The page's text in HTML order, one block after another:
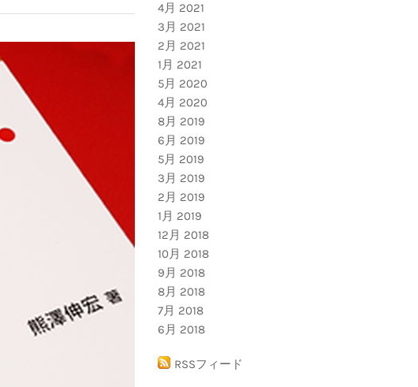
4月 2021
3月 2021
2月 2021
1月 2021
5月 2020
4月 2020
8月 2019
6月 2019
5月 2019
3月 2019
2月 2019
1月 2019
12月 2018
10月 2018
9月 2018
8月 2018
7月 2018
6月 2018
RSSフィード